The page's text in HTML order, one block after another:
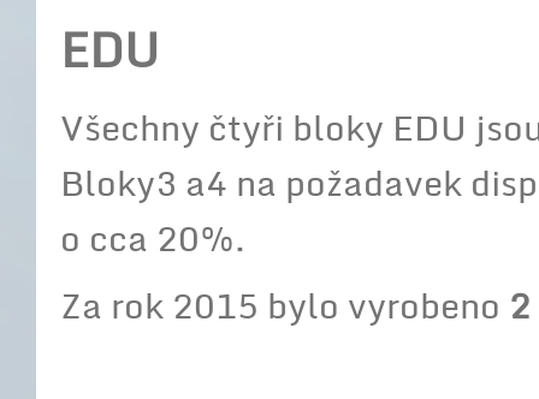
EDU
Všechny čtyři bloky EDU
Bloky3 a4 na požadavek
o cca 20%.
Za rok 2015 bylo vyrobeno